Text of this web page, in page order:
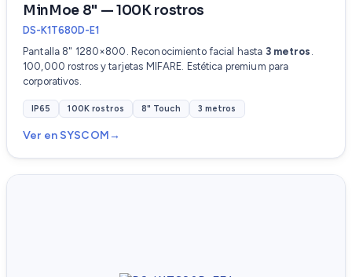
MinMoe 8" — 100K rostros
DS-K1T680D-E1
Pantalla 8" 1280×800. Reconocimiento facial hasta 3 metros .
100,000 rostros y tarjetas MIFARE. Estética premium para
corporativos.
IP65 100K rostros 8" Touch 3 metros
Ver en SYSCOM